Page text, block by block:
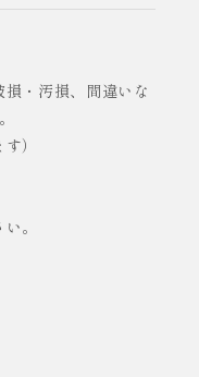
・汚損、間違いな
）
。